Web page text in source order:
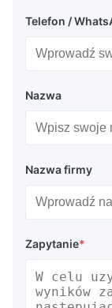
Telefon /
Nazwa
Nazwa firmy
Zapytanie*